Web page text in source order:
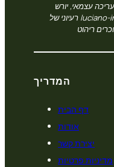
עצמאי, יורש
רעיוני של luciano-int.co.il שנסגר. איננו ממשיכים את
המדריך
דף הבית
אודות
יצירת קשר
מדיניות פרטיות